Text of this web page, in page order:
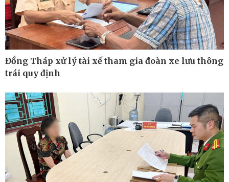
Chứng khoán
Giá cà phê
Đồng Tháp xử lý tài xế tham gia đoàn xe lưu thông
trái quy định